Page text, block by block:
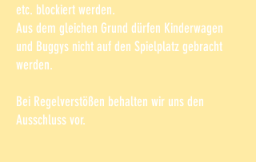
etc. blockiert werden.
Aus dem gleichen Grund dürfen Kinderwagen
und Buggys nicht auf den Spielplatz gebracht
werden.
Bei Regelverstößen behalten wir uns den
Ausschluss vor.